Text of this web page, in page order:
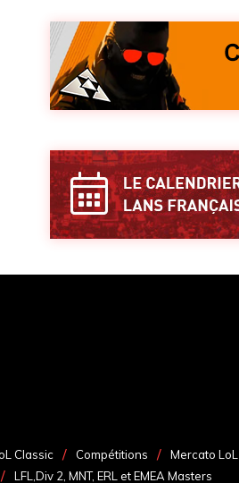
Classic Compétitions
Mercato LoL
LFL,Div 2, MNT, ERL et EMEA Masters